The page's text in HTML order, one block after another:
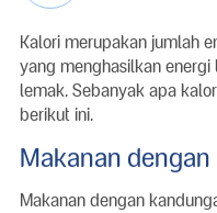
Kalori merupakan jumlah
yang menghasilkan
lemak. Sebanyak apa
berikut ini.
Makanan
Makanan dengan